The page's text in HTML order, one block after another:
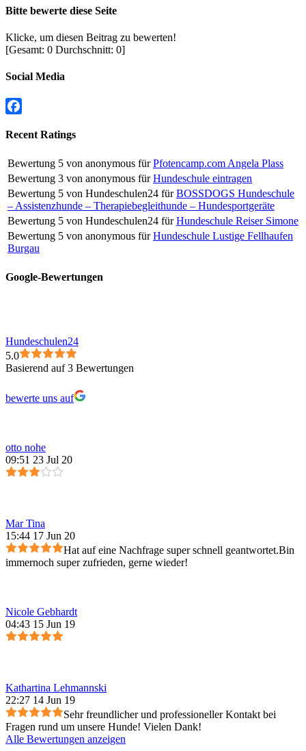
Bitte bewerte diese Seite
Klicke, um diesen Beitrag zu bewerten!
[Gesamt: 0 Durchschnitt: 0]
Social Media
Recent Ratings
Bewertung 5 von anonymous für Pfotencamp.com Angela Plass
Bewertung 3 von anonymous für Hundeschule eintragen
Bewertung 5 von Hundeschulen24 für BOSSDOGS Hundeschule
– Assistenzhunde – Therapiebegleithunde – Hundesportgeräte
Bewertung 5 von Hundeschulen24 für Hundeschule Reiser Simone
Bewertung 5 von anonymous für Hundeschule Lustige Fellhaufen
Burgau
Google-Bewertungen
Hundeschulen24
5.0
Basierend auf 3 Bewertungen
bewerte uns auf
otto nohe
09:51 23 Jul 20
Mar Tina
15:44 17 Jun 20
Hat auf eine Nachfrage super schnell geantwortet.Bin
immernoch super zufrieden, gerne wieder!
Nicole Gebhardt
04:43 15 Jun 19
Kathartina Lehmannski
22:27 14 Jun 19
Sehr freundlicher und professioneller Kontakt bei
Fragen rund um unsere Hunde! Vielen Dank!
Alle Bewertungen anzeigen